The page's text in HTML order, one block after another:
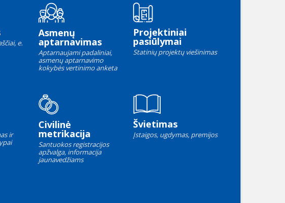
e.
Asmenų
aptarnavimas
Aptarnaujami padaliniai,
asmenų aptarnavimo
kokybės vertinimo anketa
Projektiniai
pasiūlymai
Statinių projektų viešinimas
ir
Civilinė
metrikacija
Santuokos registracijos
apžvalga, informacija
jaunavedžiams
Švietimas
Įstaigos, ugdymas, premijos